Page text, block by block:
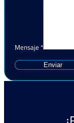
Mensaje *
Enviar